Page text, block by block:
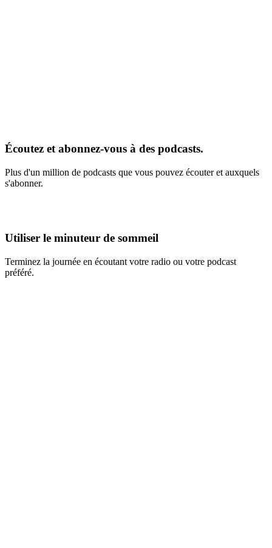
Écoutez et abonnez-vous à des podcasts.
Plus d'un million de podcasts que vous pouvez écouter et auxquels
s'abonner.
Utiliser le minuteur de sommeil
Terminez la journée en écoutant votre radio ou votre podcast
préféré.